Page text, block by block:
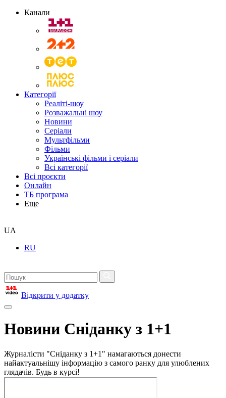
Канали
Категорії
Реаліті-шоу
Розважальні шоу
Новини
Серіали
Мультфільми
Фільми
Українські фільми і серіали
Всі категорії
Всі проєкти
Онлайн
ТБ програма
Еще
UA
RU
Відкрити у додатку
Новини Сніданку з 1+1
Журналісти "Сніданку з 1+1" намагаються донести
найактуальнішу інформацію з самого ранку для улюблених
глядачів. Будь в курсі!